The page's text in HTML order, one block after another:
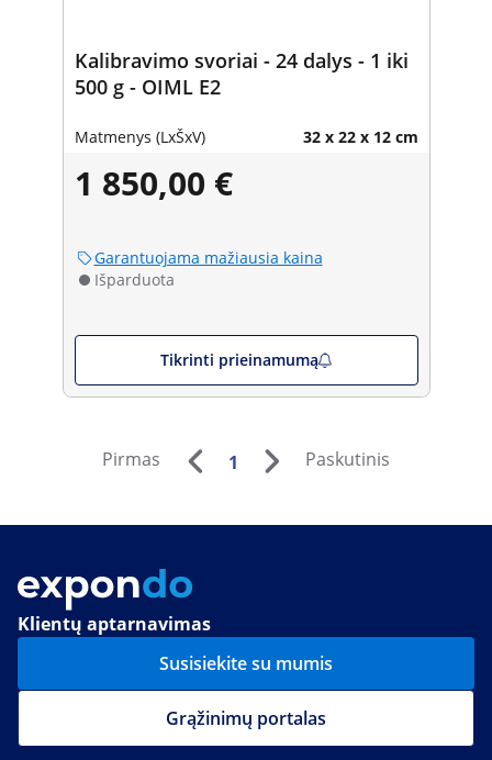
Kalibravimo svoriai - 24 dalys - 1 iki
500 g - OIML E2
Matmenys (LxŠxV) 32 x 22 x 12 cm
1 850,00 €
Garantuojama mažiausia kaina
Išparduota
Tikrinti prieinamumą
Pirmas 1 Paskutinis
Klientų aptarnavimas
Susisiekite su mumis
Grąžinimų portalas